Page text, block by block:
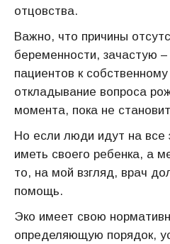
отцовства.
Важно, что причины
беременности, зачастую
пациентов к
откладывание вопроса
момента, пока не
Но если люди идут на все
иметь своего ребенка, а
то, на мой взгляд, врач
помощь.
Эко имеет свою
определяющую порядок,